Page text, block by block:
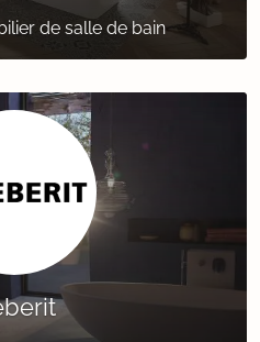
de salle de bain